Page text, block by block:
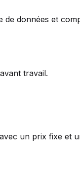
données et
travail.
un prix fixe et